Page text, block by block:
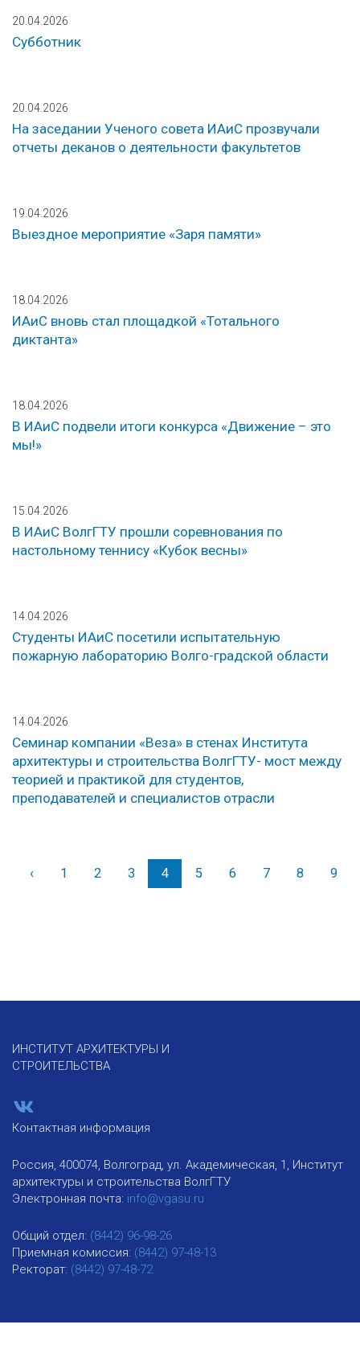
20.04.2026
Субботник
20.04.2026
На заседании Ученого совета ИАиС прозвучали
отчеты деканов о деятельности факультетов
19.04.2026
Выездное мероприятие «Заря памяти»
18.04.2026
ИАиС вновь стал площадкой «Тотального
диктанта»
18.04.2026
В ИАиС подвели итоги конкурса «Движение – это
мы!»
15.04.2026
В ИАиС ВолгГТУ прошли соревнования по
настольному теннису «Кубок весны»
14.04.2026
Студенты ИАиС посетили испытательную
пожарную лабораторию Волго-градской области
14.04.2026
Семинар компании «Веза» в стенах Института
архитектуры и строительства ВолгГТУ- мост между
теорией и практикой для студентов,
преподавателей и специалистов отрасли
‹Назад
1 2 3 4 5 6 7 8 9
ИНСТИТУТ АРХИТЕКТУРЫ И
СТРОИТЕЛЬСТВА
Контактная информация
Россия, 400074, Волгоград, ул. Академическая, 1, Институт
архитектуры и строительства ВолгГТУ
Электронная почта: info@vgasu.ru
Общий отдел: (8442) 96-98-26
Приемная комиссия: (8442) 97-48-13
Ректорат: (8442) 97-48-72